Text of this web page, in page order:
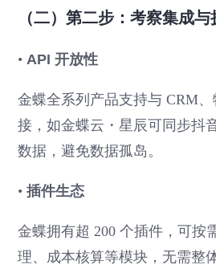
（二）第二步：考察集成与
•API 开放性
金蝶全系列产品支持与 CRM
接，如金蝶云・星辰可同步抖
数据，避免数据孤岛。
•插件生态
金蝶拥有超 200 个插件，可按
理、成本核算等模块，无需整